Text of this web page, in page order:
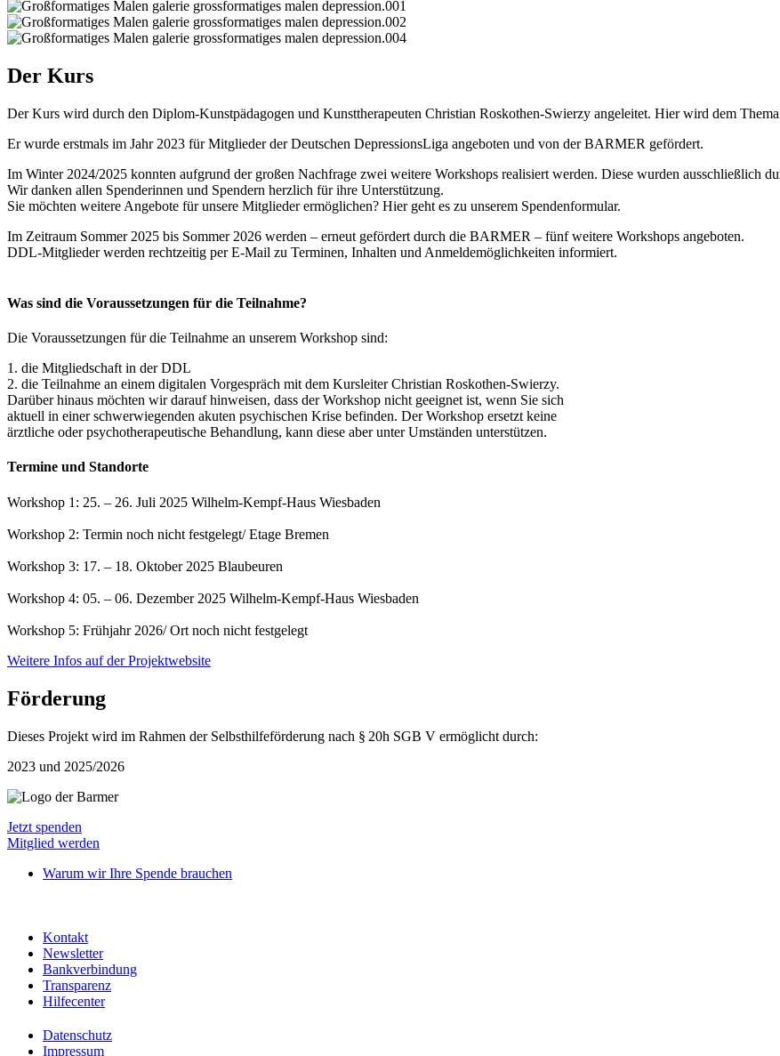
Der Kurs
Der Kurs wird durch den Diplom-Kunstpädagogen und Kunsttherapeuten Christian Roskothen-Swierzy angeleitet. Hier wird dem
Er wurde erstmals im Jahr 2023 für Mitglieder der Deutschen DepressionsLiga angeboten und von der BARMER gefördert.
Im Winter 2024/2025 konnten aufgrund der großen Nachfrage zwei weitere Workshops realisiert werden. Diese wurden ausschließlich
Wir danken allen Spenderinnen und Spendern herzlich für ihre Unterstützung.
Sie möchten weitere Angebote für unsere Mitglieder ermöglichen? Hier geht es zu unserem Spendenformular.
Im Zeitraum Sommer 2025 bis Sommer 2026 werden – erneut gefördert durch die BARMER – fünf weitere Workshops angeboten.
DDL-Mitglieder werden rechtzeitig per E-Mail zu Terminen, Inhalten und Anmeldemöglichkeiten informiert.
Was sind die Voraussetzungen für die Teilnahme?
Die Voraussetzungen für die Teilnahme an unserem Workshop sind:
1. die Mitgliedschaft in der DDL
2. die Teilnahme an einem digitalen Vorgespräch mit dem Kursleiter Christian Roskothen-Swierzy.
Darüber hinaus möchten wir darauf hinweisen, dass der Workshop nicht geeignet ist, wenn Sie sich
aktuell in einer schwerwiegenden akuten psychischen Krise befinden. Der Workshop ersetzt keine
ärztliche oder psychotherapeutische Behandlung, kann diese aber unter Umständen unterstützen.
Termine und Standorte
Workshop 1: 25. – 26. Juli 2025 Wilhelm-Kempf-Haus Wiesbaden
Workshop 2: Termin noch nicht festgelegt/ Etage Bremen
Workshop 3: 17. – 18. Oktober 2025 Blaubeuren
Workshop 4: 05. – 06. Dezember 2025 Wilhelm-Kempf-Haus Wiesbaden
Workshop 5: Frühjahr 2026/ Ort noch nicht festgelegt
Weitere Infos auf der Projektwebsite
Förderung
Dieses Projekt wird im Rahmen der Selbsthilfeförderung nach § 20h SGB V ermöglicht durch:
2023 und 2025/2026
Jetzt spenden
Mitglied werden
Warum wir Ihre Spende brauchen
Kontakt
Newsletter
Bankverbindung
Transparenz
Hilfecenter
Datenschutz
Impressum